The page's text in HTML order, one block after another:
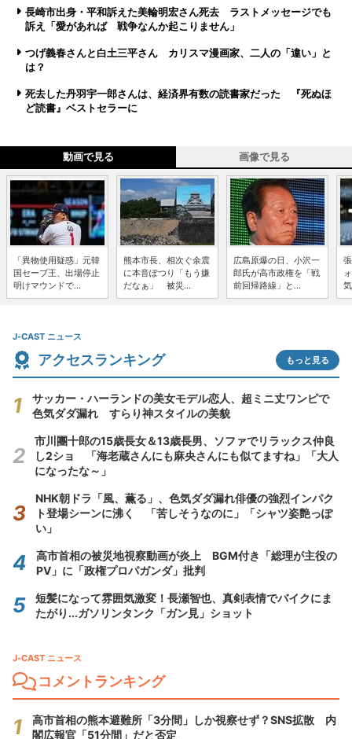
長崎市出身・平和訴えた美輪明宏さん死去 ラストメッセージでも
訴え「愛があれば 戦争なんか起こりません」
つげ義春さんと白土三平さん カリスマ漫画家、二人の「違い」と
は？
死去した丹羽宇一郎さんは、経済界有数の読書家だった 『死ぬほ
ど読書』ベストセラーに
動画で見る 画像で見る
「異物使用疑惑」元韓
国セーブ王、出場停止
明けマウンドで...
熊本市長、相次ぐ余震
に本音ぽつり「もう嫌
だなぁ」 被災...
広島原爆の日、小沢一
郎氏が高市政権を「戦
前回帰路線」と...
J-CAST ニュース
アクセスランキング もっと見る
サッカー・ハーランドの美女モデル恋人、超ミニ丈ワンピで
色気ダダ漏れ すらり神スタイルの美貌
市川團十郎の15歳長女＆13歳長男、ソファでリラックス仲良
し2ショ 「海老蔵さんにも麻央さんにも似てますね」「大人
になったな～」
NHK朝ドラ「風、薫る」、色気ダダ漏れ俳優の強烈インパク
ト登場シーンに沸く 「苦しそうなのに」「シャツ姿艶っぽ
い」
高市首相の被災地視察動画が炎上 BGM付き「総理が主役の
PV」に「政権プロパガンダ」批判
短髪になって雰囲気激変！長瀬智也、真剣表情でバイクにま
たがり...ガソリンタンク「ガン見」ショット
J-CAST ニュース
コメントランキング
高市首相の熊本避難所「3分間」しか視察せず？SNS拡散 内
閣広報官「51分間」だと否定